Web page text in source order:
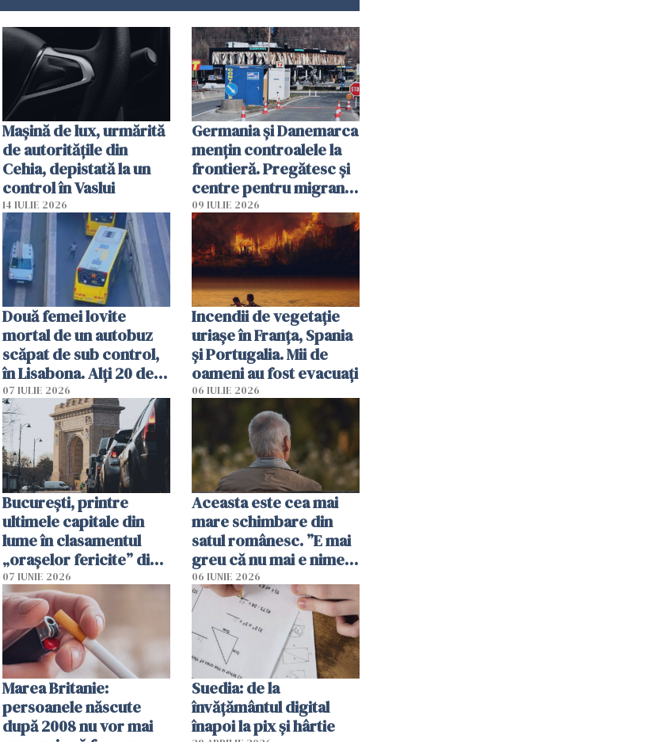
Mașină de lux, urmărită
de autoritățile din
Cehia, depistată la un
control în Vaslui
14 IULIE 2026
Germania și Danemarca
mențin controalele la
frontieră. Pregătesc și
centre pentru migranții
respinși din UE
09 IULIE 2026
Două femei lovite
mortal de un autobuz
scăpat de sub control,
în Lisabona. Alți 20 de
oameni sunt răniți
07 IULIE 2026
Incendii de vegetație
uriașe în Franța, Spania
și Portugalia. Mii de
oameni au fost evacuați
06 IULIE 2026
București, printre
ultimele capitale din
lume în clasamentul
„orașelor fericite” din
2026
07 IUNIE 2026
Aceasta este cea mai
mare schimbare din
satul românesc. ”E mai
greu că nu mai e nimeni
pe-aici, prin jur”
06 IUNIE 2026
Marea Britanie:
persoanele născute
după 2008 nu vor mai
Suedia: de la
învățământul digital
înapoi la pix și hârtie